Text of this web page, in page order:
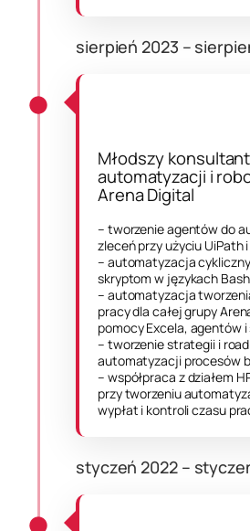
sierpień 2023 –
Młodszy
automatyzacji i
Arena Digital
– tworzenie agentów do
zleceń przy użyciu UiPath
– automatyzacja
skryptom w językach
– automatyzacja
pracy dla całej grupy
pomocy Excela, agentów
– tworzenie strategii i
automatyzacji procesów
– współpraca z działem
przy tworzeniu
wypłat i kontroli czasu
styczeń 2022 –